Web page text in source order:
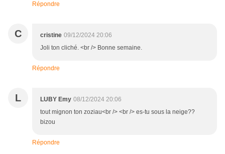
Répondre
C cristine 09/12/2024 20:06
Joli ton cliché. <br /> Bonne semaine.
Répondre
L LUBY Emy 08/12/2024 20:06
tout mignon ton zoziau<br /> <br /> es-tu sous la neige??
bizou
Répondre